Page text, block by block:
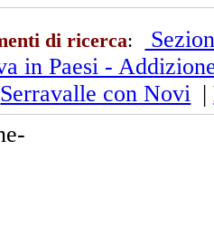
di ricerca:
in Paesi -
Serravalle con Novi |